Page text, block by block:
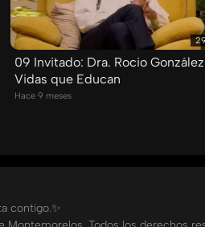
09 Invitado: Dra. Rocio González |
Vidas que Educan
Hace 9 meses
contigo.✨